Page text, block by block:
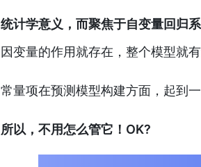
统计学意义，而聚焦于自变量回归系
因变量的作用就存在，整个模型就有
常量项在预测模型构建方面，起到
所以，不用怎么管它！OK?